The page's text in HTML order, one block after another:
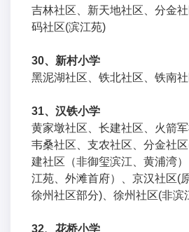
吉林社区、新天地社区、分金
码社区(滨江苑)
30、新村小学
黑泥湖社区、铁北社区、铁南
31、汉铁小学
黄家墩社区、长建社区、火箭军
韦桑社区、支农社区、分金社
建社区（非御玺滨江、黄浦湾
江苑、外滩首府）、京汉社区(
徐州社区部分)、徐州社区(非滨
32、花桥小学